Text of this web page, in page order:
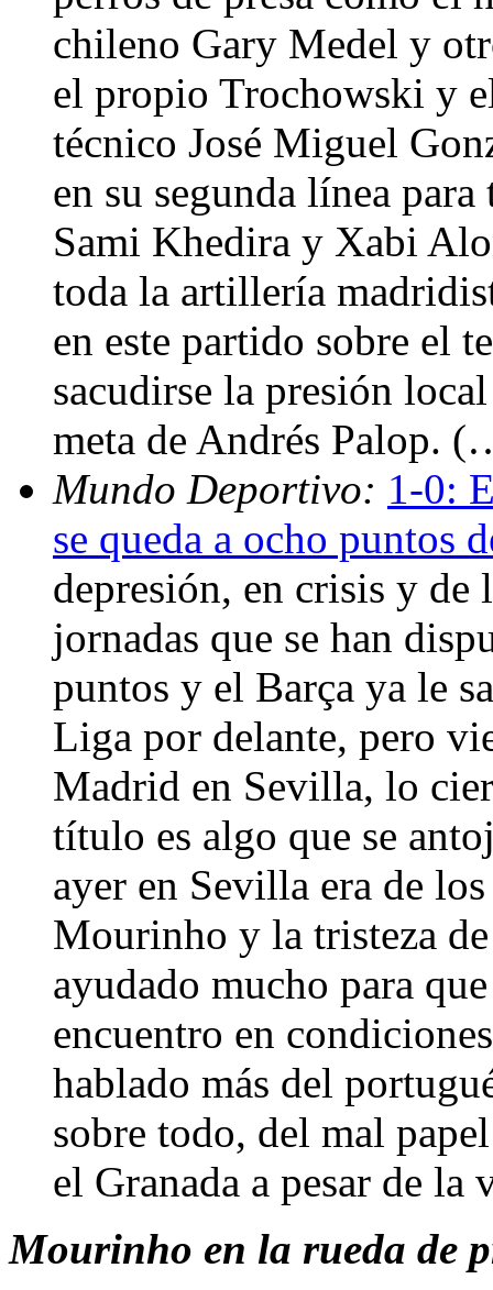
chileno Gary Medel y
el propio Trochowski y
técnico José Miguel
en su segunda línea
Sami Khedira y Xabi
toda la artillería
en este partido sobre el
sacudirse la presión
meta de Andrés Palop.
Mundo Deportivo: 1-0:
se queda a ocho puntos
depresión, en crisis y de
jornadas que se han
puntos y el Barça ya le
Liga por delante, pero
Madrid en Sevilla, lo
título es algo que se
ayer en Sevilla era de
Mourinho y la tristeza
ayudado mucho para
encuentro en
hablado más del
sobre todo, del mal
el Granada a pesar de
Mourinho en la rueda de